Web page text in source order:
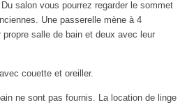
salon vous pourrez regarder le sommet
Une passerelle mène à 4
salle de bain et deux avec leur
couette et oreiller.
ne sont pas fournis. La location de linge